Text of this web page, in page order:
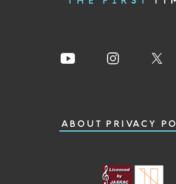
ABOUT PRIVACY